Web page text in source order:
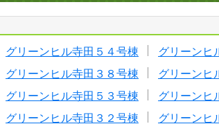
グリーンヒル寺田５４号棟
グリーンヒ
グリーンヒル寺田３８号棟
グリーンヒ
グリーンヒル寺田５３号棟
グリーンヒ
グリーンヒル寺田３２号棟
グリーンヒ